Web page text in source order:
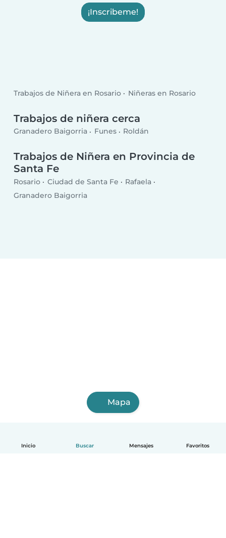
Inicio Buscar Mensajes Favoritos
¡Inscribeme!
Trabajos de Niñera en Rosario Niñeras en Rosario
Trabajos de niñera cerca
Granadero Baigorria Funes Roldán
Trabajos de Niñera en Provincia de
Santa Fe
Rosario Ciudad de Santa Fe
Rafaela
Granadero Baigorria
Mapa